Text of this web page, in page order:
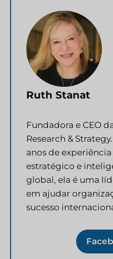
Ruth Stanat
Fundadora e CEO
Research &
anos de
estratégico e
global, ela é uma
em ajudar
sucesso